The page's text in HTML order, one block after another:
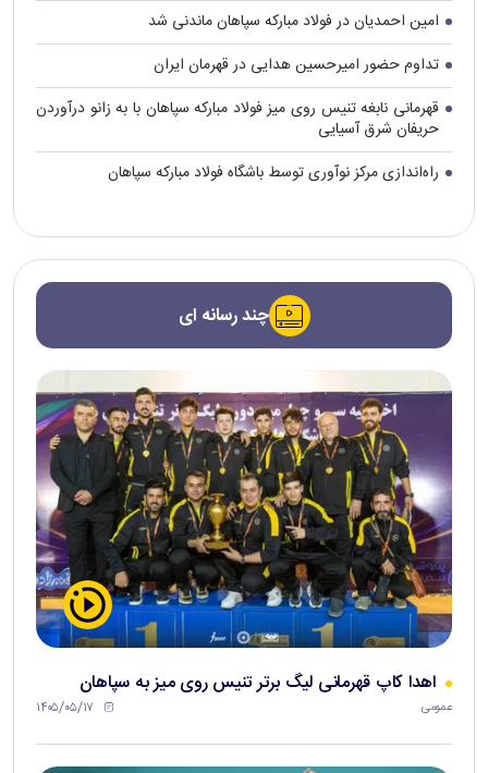
امین احمدیان در فولاد مبارکه سپاهان ماندنی شد
تداوم حضور امیرحسین هدایی در قهرمان ایران
قهرمانی نابغه تنیس روی میز فولاد مبارکه سپاهان با به زانو درآوردن
حریفان شرق آسیایی
راه‌اندازی مرکز نوآوری توسط باشگاه فولاد مبارکه سپاهان
چند رسانه ای
اهدا کاپ قهرمانی لیگ برتر تنیس روی میز به سپاهان
عمومی ۱۴۰۵/۰۵/۱۷